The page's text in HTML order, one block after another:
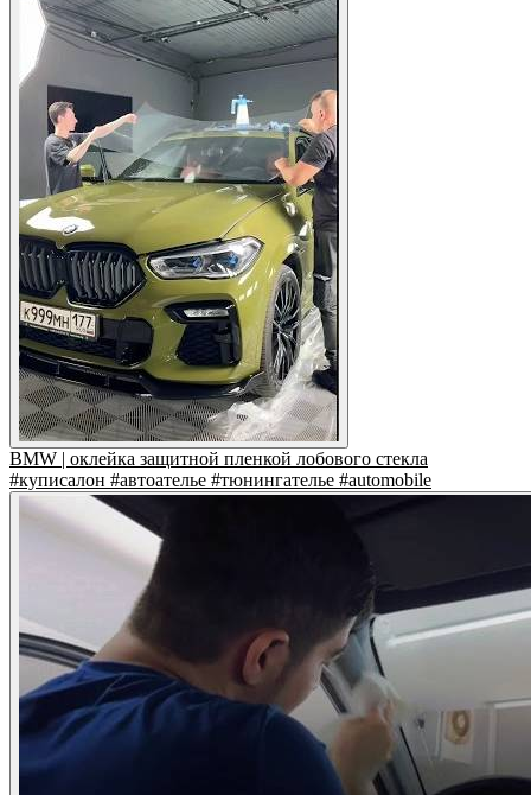
BMW | оклейка защитной пленкой лобового стекла
#куписалон #автоателье #тюнингателье #automobile